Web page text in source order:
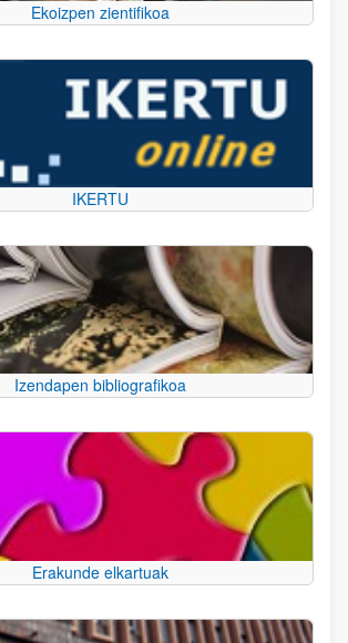
Ekoizpen zientifikoa
IKERTU
Izendapen bibliografikoa
Erakunde elkartuak